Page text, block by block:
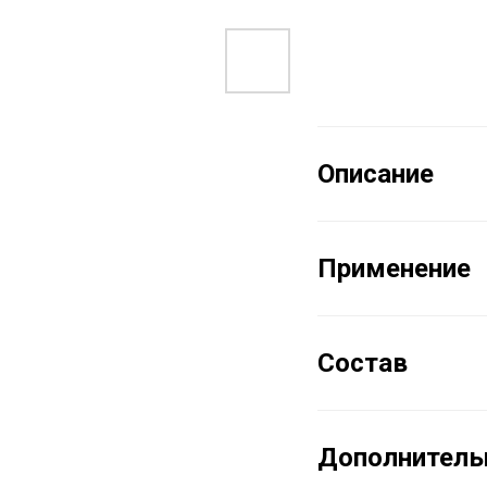
Описание
Применение
Состав